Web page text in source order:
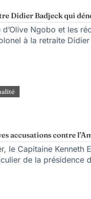
Didier Badjeck qui
Ngobo et les
à la retraite
accusations contre
le Capitaine Kenneth
de la présidence